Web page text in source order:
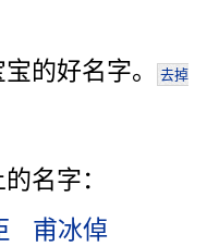
宝的好名字。 去掉
名字：
甫冰倬